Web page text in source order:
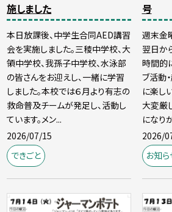
施しました
本日放課後、中学生合同AED講習
会を実施しました。三稜中学校、大
領中学校、我孫子中学校、水泳部
の皆さんをお迎えし、一緒に学習
しました。本校では６月より有志の
救命普及チームが発足し、活動し
ています。メン...
2026/07/15
できごと
号
週末金
翌日か
時間的
ブ活動
に楽し
大変厳
になり
2026/
お知ら